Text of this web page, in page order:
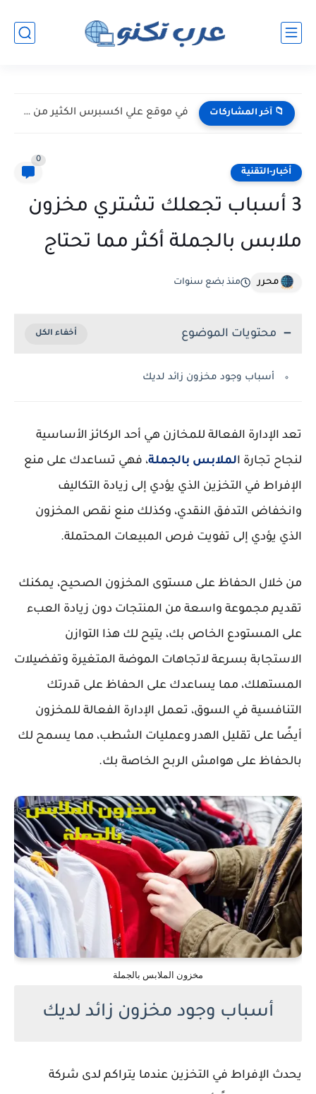
📁 آخر المشاركات في موقع علي اكسبرس الكثير من الخبايا
أخبار-التقنية
0
3 أسباب تجعلك تشتري مخزون
ملابس بالجملة أكثر مما تحتاج
محرر منذ بضع سنوات
محتويات الموضوع
أسباب وجود مخزون زائد لديك
تعد الإدارة الفعالة للمخازن هي أحد الركائز الأساسية
لنجاح تجارة الملابس بالجملة، فهي تساعدك على منع
الإفراط في التخزين الذي يؤدي إلى زيادة التكاليف
وانخفاض التدفق النقدي، وكذلك منع نقص المخزون
الذي يؤدي إلى تفويت فرص المبيعات المحتملة.
من خلال الحفاظ على مستوى المخزون الصحيح، يمكنك
تقديم مجموعة واسعة من المنتجات دون زيادة العبء
على المستودع الخاص بك، يتيح لك هذا التوازن
الاستجابة بسرعة لاتجاهات الموضة المتغيرة وتفضيلات
المستهلك، مما يساعدك على الحفاظ على قدرتك
التنافسية في السوق، تعمل الإدارة الفعالة للمخزون
أيضًا على تقليل الهدر وعمليات الشطب، مما يسمح لك
بالحفاظ على هوامش الربح الخاصة بك.
مخزون الملابس بالجملة
أسباب وجود مخزون زائد لديك
يحدث الإفراط في التخزين عندما يتراكم لدى شركة